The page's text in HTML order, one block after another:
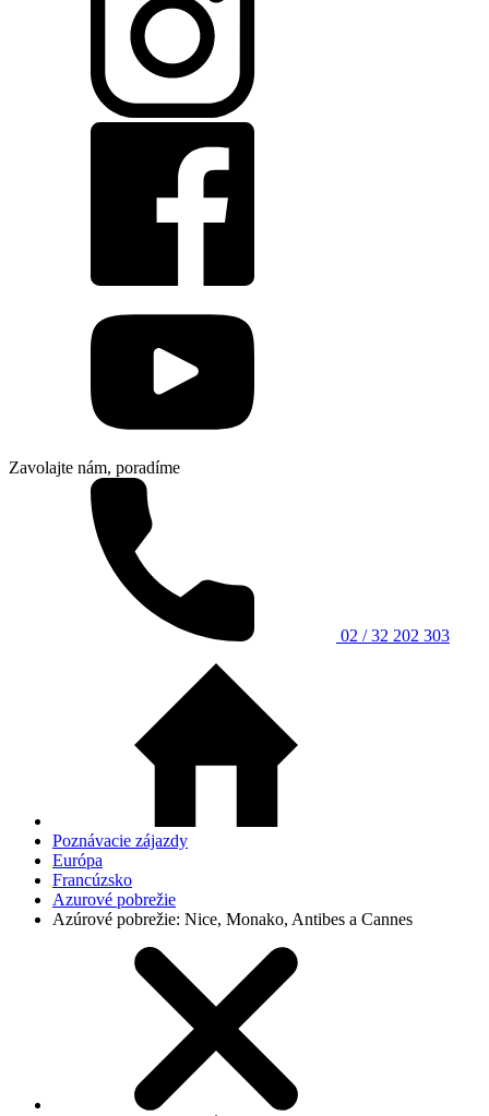
Zavolajte nám, poradíme
02 / 32 202 303
Poznávacie zájazdy
Európa
Francúzsko
Azurové pobrežie
Azúrové pobrežie: Nice, Monako, Antibes a Cannes